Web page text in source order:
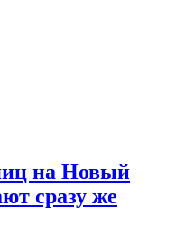
на Новый
сразу же